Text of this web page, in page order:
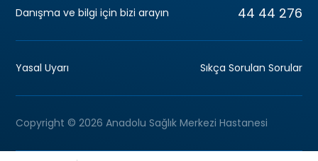
Danışma ve bilgi için bizi arayın 44 44 276
Yasal Uyarı Sıkça Sorulan Sorular
Copyright © 2026 Anadolu Sağlık Merkezi Hastanesi